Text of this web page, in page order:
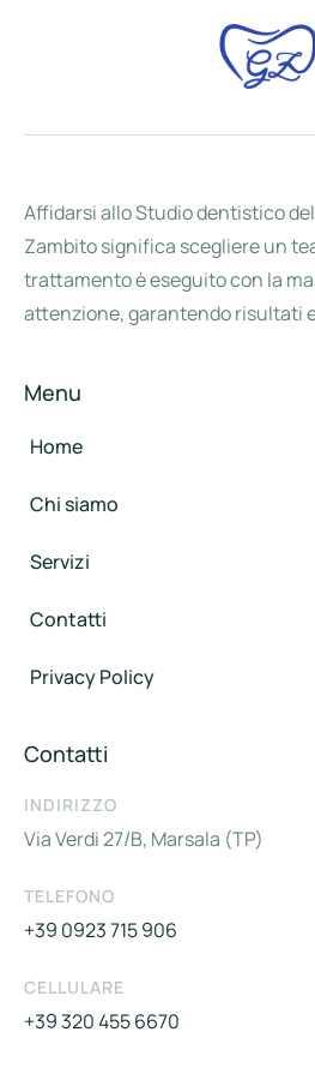
Affidarsi allo Studio dentistico
Zambito significa scegliere un
trattamento è eseguito con la
attenzione, garantendo risultati
Menu
Home
Chi siamo
Servizi
Contatti
Privacy Policy
Contatti
INDIRIZZO
Via Verdi 27/B, Marsala (TP)
TELEFONO
+39 0923 715 906
CELLULARE
+39 320 455 6670